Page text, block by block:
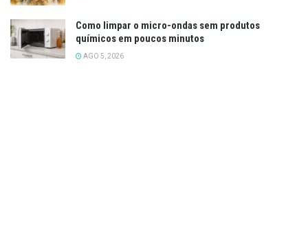
Como limpar o micro-ondas sem produtos
químicos em poucos minutos
AGO 5, 2026